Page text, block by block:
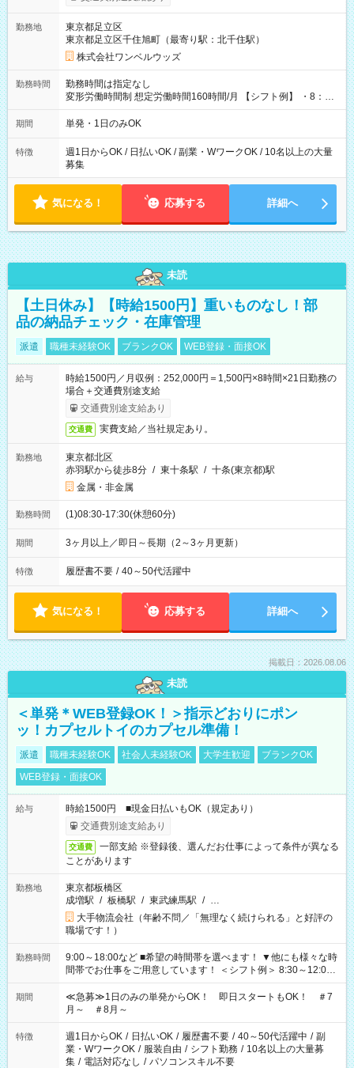
ンビニATMから 日払い分を引き落とせます！ 【試用期間】試
勤務地
東京都足立区
東京都足立区千住旭町（最寄り駅：北千住駅）
株式会社ワンベルウッズ
勤務時間
勤務時間は指定なし
変形労働時間制 想定労働時間160時間/月 【シフト例】 ・8：00
～21：00
期間 単発・1日のみOK
特徴
週1日からOK / 日払いOK / 副業・WワークOK / 10名以上の大量
募集
気になる！ 応募する 詳細へ
未読
【土日休み】【時給1500円】重いものなし！部
品の納品チェック・在庫管理
派遣 職種未経験OK ブランクOK WEB登録・面接OK
給与
時給1500円／月収例：252,000円＝1,500円×8時間×21日勤務の
場合＋交通費別途支給
交通費別途支給あり
交通費 実費支給／当社規定あり。
勤務地
東京都北区
赤羽駅から徒歩8分 / 東十条駅 / 十条(東京都)駅
金属・非金属
勤務時間 (1)08:30-17:30(休憩60分)
期間 3ヶ月以上／即日～長期（2～3ヶ月更新）
特徴 履歴書不要 / 40～50代活躍中
気になる！ 応募する 詳細へ
掲載日：2026.08.06
未読
＜単発＊WEB登録OK！＞指示どおりにポン
ッ！カプセルトイのカプセル準備！
派遣 職種未経験OK 社会人未経験OK 大学生歓迎
ブランクOK
WEB登録・面接OK
給与
時給1500円 ■現金日払いもOK（規定あり）
交通費別途支給あり
交通費
一部支給 ※登録後、選んだお仕事によって条件が異なる
ことがあります
勤務地
東京都板橋区
成増駅 / 板橋駅 / 東武練馬駅 / …
大手物流会社（年齢不問／「無理なく続けられる」と好評の
職場です！）
勤務時間
9:00～18:00など ■希望の時間帯を選べます！ ▼他にも様々な時
間帯でお仕事をご用意しています！ ＜シフト例＞ 8:30～12:00
17:00～22:00 13:00～22:00 22:00～翌6:00 など
期間
≪急募≫1日のみの単発からOK！ 即日スタートもOK！ ＃7
月～ ＃8月～
特徴 週1日からOK / 日払いOK / 履歴書不要 / 40～50代活躍中 / 副
業・WワークOK / 服装自由 / シフト勤務 / 10名以上の大量募
集 / 電話対応なし / パソコンスキル不要